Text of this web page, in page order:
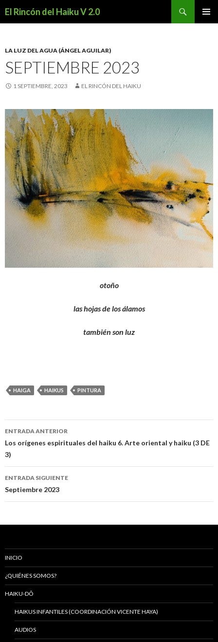
El Rincón del Haiku V 2.0
LA LUZ DEL AGUA (ÁNGEL AGUILAR)
SEPTIEMBRE 2023
1 SEPTIEMBRE, 2023 EL RINCÓN DEL HAIKU
otoño
las hojas de los álamos
también son luz
HAIGA HAIKUS PINTURA
Navegación
de
entradas
ENTRADA ANTERIOR
Los orígenes espirituales del haiku 6. Arte oriental y haiku (3 DE
3)
ENTRADA SIGUIENTE
Septiembre 2023
INICIO
¿QUIÉNES SOMOS?
HAIKU-DÔ
HAIKUS INFANTILES (COORDINACIÓN VICENTE HAYA)
AUDIOS